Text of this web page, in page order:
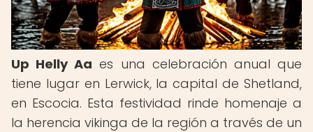
Up Helly Aa es una celebración anual que
tiene lugar en Lerwick, la capital de Shetland,
en Escocia. Esta festividad rinde homenaje a
la herencia vikinga de la región a través de un